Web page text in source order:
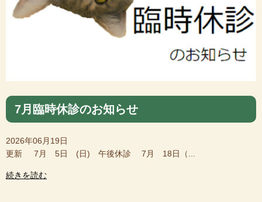
7月臨時休診のお知らせ
2026年06月19日
更新 7月 5日 (日) 午後休診 7月 18日（...
続きを読む